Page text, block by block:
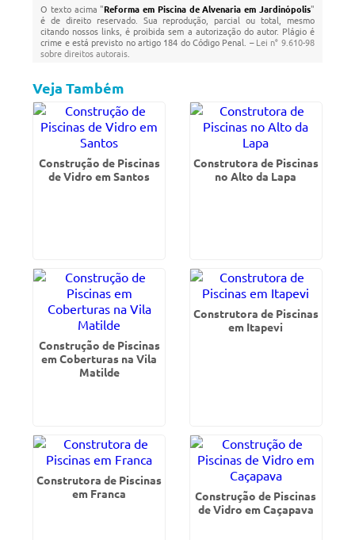
O texto acima "Reforma em Piscina de Alvenaria em Jardinópolis"
é de direito reservado. Sua reprodução, parcial ou total, mesmo
citando nossos links, é proibida sem a autorização do autor. Plágio é
crime e está previsto no artigo 184 do Código Penal. –Lei n° 9.610-98
sobre direitos autorais
Veja Também
Construção de Piscinas
de Vidro em Santos
Construtora de Piscinas
no Alto da Lapa
Construção de Piscinas
em Coberturas na Vila
Matilde
Construtora de Piscinas
em Itapevi
Construtora de Piscinas
em Franca
Construção de Piscinas
de Vidro em Caçapava